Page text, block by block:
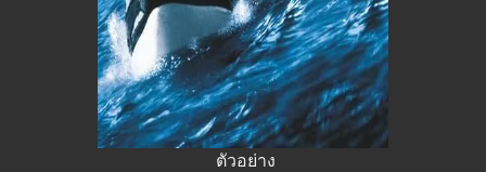
ตัวอย่าง